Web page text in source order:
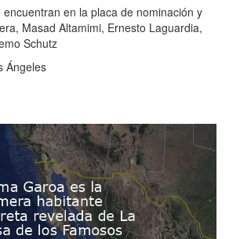
en la placa de nominación y
Masad Altamimi, Ernesto Laguardia,
Schutz
Ángeles